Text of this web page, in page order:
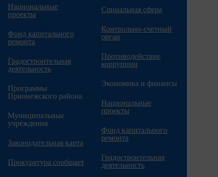
Национальные
проекты
Фонд капитального
ремонта
Градостроительная
деятельность
Программы
Прионежского района
Муниципальные
учреждения
Законодательная карта
Прокуратура сообщает
Социальная сфера
Контрольно-счетный
орган
Противодействие
коррупции
Экономика и финансы
Национальные
проекты
Фонд капитального
ремонта
Градостроительная
деятельность